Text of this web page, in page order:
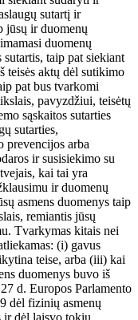
sutartį ir
jūsų ir duomenų
duomenų
sutartis, taip pat siekiant
teisės aktų dėl sutikimo
pat bus tvarkomi
pavyzdžiui, teisėtų
sąskaitos sutarties
sutarties,
prevencijos arba
ir susisiekimo su
kai tai yra
ir duomenų
asmens duomenys taip
remiantis jūsų
Tvarkymas kitais nei
(i) gavus
teise, arba (iii) kai
duomenys buvo iš
d. Europos Parlamento
dėl fizinių asmenų
ir dėl laisvo tokių